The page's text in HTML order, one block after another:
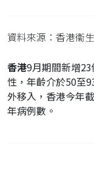
資料來源：香港衞
香港9月期間新增
性，年齡介於50至
外移入，香港今年
年病例數。